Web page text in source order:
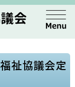
祉協議会定